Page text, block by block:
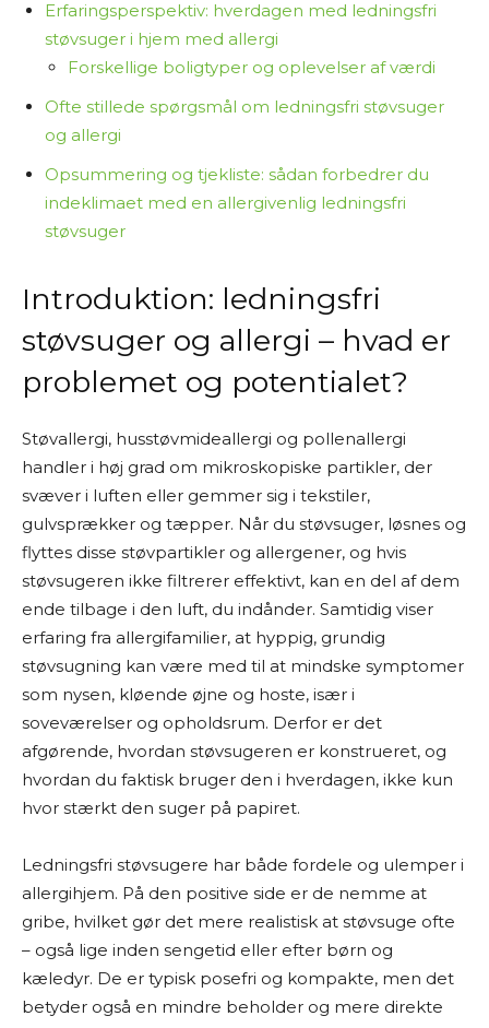
Erfaringsperspektiv: hverdagen med ledningsfri
støvsuger i hjem med allergi
Forskellige boligtyper og oplevelser af værdi
Ofte stillede spørgsmål om ledningsfri støvsuger
og allergi
Opsummering og tjekliste: sådan forbedrer du
indeklimaet med en allergivenlig ledningsfri
støvsuger
Introduktion: ledningsfri
støvsuger og allergi – hvad er
problemet og potentialet?
Støvallergi, husstøvmideallergi og pollenallergi
handler i høj grad om mikroskopiske partikler, der
svæver i luften eller gemmer sig i tekstiler,
gulvsprækker og tæpper. Når du støvsuger, løsnes og
flyttes disse støvpartikler og allergener, og hvis
støvsugeren ikke filtrerer effektivt, kan en del af dem
ende tilbage i den luft, du indånder. Samtidig viser
erfaring fra allergifamilier, at hyppig, grundig
støvsugning kan være med til at mindske symptomer
som nysen, kløende øjne og hoste, især i
soveværelser og opholdsrum. Derfor er det
afgørende, hvordan støvsugeren er konstrueret, og
hvordan du faktisk bruger den i hverdagen, ikke kun
hvor stærkt den suger på papiret.
Ledningsfri støvsugere har både fordele og ulemper i
allergihjem. På den positive side er de nemme at
gribe, hvilket gør det mere realistisk at støvsuge ofte
– også lige inden sengetid eller efter børn og
kæledyr. De er typisk posefri og kompakte, men det
betyder også en mindre beholder og mere direkte